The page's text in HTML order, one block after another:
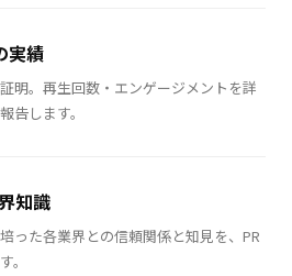
実績
明。再生回数・エンゲージメントを詳
告します。
知識
った各業界との信頼関係と知見を、PR
。